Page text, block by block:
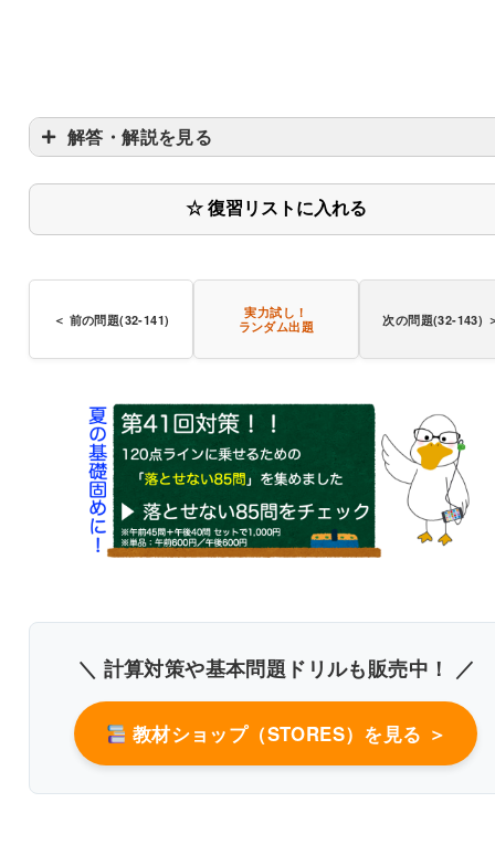
解答・解説を見る
☆ 復習リストに入れる
＜ 前の問題(32-141)
実力試し！
ランダム出題
次の問題(32-143)
＼ 計算対策や基本問題ドリルも販売中！ ／
教材ショップ（STORES）を見る ＞